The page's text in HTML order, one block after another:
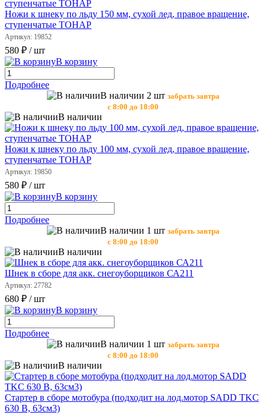
Ножи к шнеку по льду 150 мм, сухой лед, правое вращение,
ступенчатые ТОНАР
Артикул: 19852
580 ₽ / шт
В корзину
Подробнее
В наличии 2 шт забрать завтра
с 8:00 до 18:00
В наличии
Ножи к шнеку по льду 100 мм, сухой лед, правое вращение,
ступенчатые ТОНАР
Артикул: 19850
580 ₽ / шт
В корзину
Подробнее
В наличии 1 шт забрать завтра
с 8:00 до 18:00
В наличии
Шнек в сборе для акк. снегоуборщиков СА211
Артикул: 27782
680 ₽ / шт
В корзину
Подробнее
В наличии 1 шт забрать завтра
с 8:00 до 18:00
В наличии
Стартер в сборе мотобура (подходит на лод.мотор SADD TKC
630 В, 63см3)